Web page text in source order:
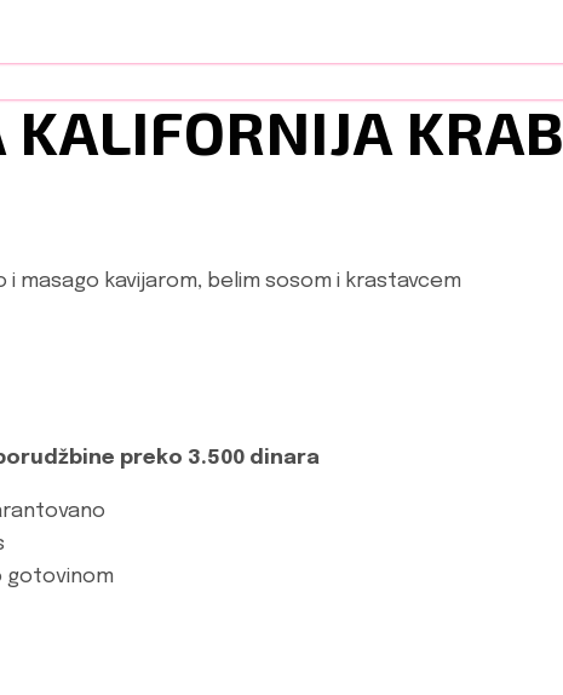
KALIFORNIJA KRAB
i masago kavijarom, belim sosom i krastavcem
preko 3.500 dinara
gotovinom